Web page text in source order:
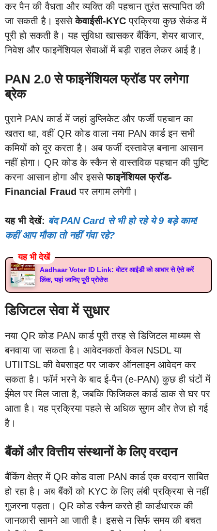
कर पैन की वैधता और व्यक्ति की पहचान तुरंत सत्यापित की
जा सकती है। इससेकेवाईसी-KYC प्रक्रिया कुछ सेकंड में
पूरी हो सकती है। यह सुविधा खासकर बैंकिंग, शेयर बाजार,
निवेश और फाइनेंशियल सेवाओं में बड़ी राहत लेकर आई है।
PAN 2.0 से फाइनेंशियल फ्रॉड पर लगेगा
ब्रेक
पुराने PAN कार्ड में जहां डुप्लिकेट और फर्जी पहचान का
खतरा था, वहीं QR कोड वाला नया PAN कार्ड इन सभी
कमियों को दूर करता है। अब फर्जी दस्तावेज़ बनाना आसान
नहीं होगा। QR कोड के स्कैन से वास्तविक पहचान की पुष्टि
करना आसान होगा और इससेफाइनेंशियल फ्रॉड-
Financial Fraud पर लगाम लगेगी।
यह भी देखें: बंद PAN Card से भी हो रहे ये 9 बड़े काम!
कहीं आप मौका तो नहीं गंवा रहे?
यह भी देखें
Aadhaar Voter ID Link: वोटर आईडी को आधार से ऐसे करें
लिंक, यहां जानिए पूरी प्रोसेस
डिजिटल सेवा में सुधार
नया QR कोड PAN कार्ड पूरी तरह से डिजिटल माध्यम से
बनवाया जा सकता है। आवेदनकर्ता केवल NSDL या
UTIITSL की वेबसाइट पर जाकर ऑनलाइन आवेदन कर
सकता है। फॉर्म भरने के बाद ई-पैन (e-PAN) कुछ ही घंटों में
ईमेल पर मिल जाता है, जबकि फिजिकल कार्ड डाक से घर पर
आता है। यह प्रक्रिया पहले से अधिक सुगम और तेज हो गई
है।
बैंकों और वित्तीय संस्थानों के लिए वरदान
बैंकिंग क्षेत्र में QR कोड वाला PAN कार्ड एक वरदान साबित
हो रहा है। अब बैंकों को KYC के लिए लंबी प्रक्रिया से नहीं
गुजरना पड़ता। QR कोड स्कैन करते ही कार्डधारक की
जानकारी सामने आ जाती है। इससे न सिर्फ समय की बचत